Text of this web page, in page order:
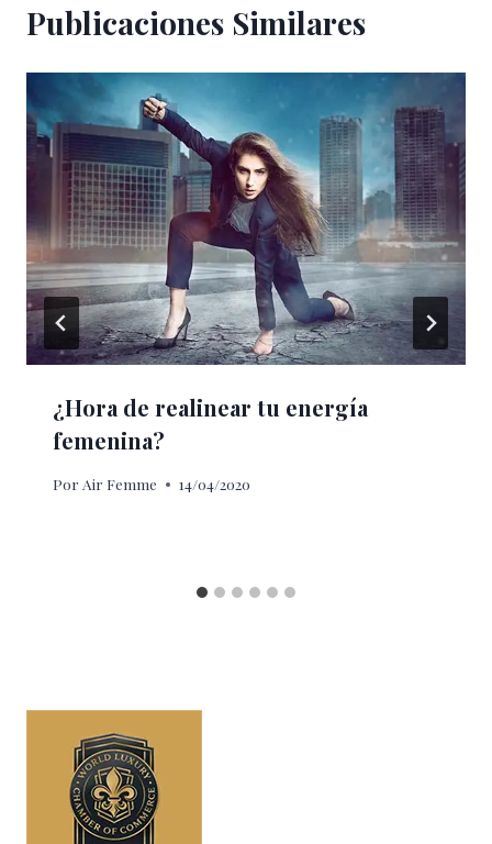
Publicaciones Similares
¿Hora de realinear tu energía
femenina?
Por Air Femme 14/04/2020